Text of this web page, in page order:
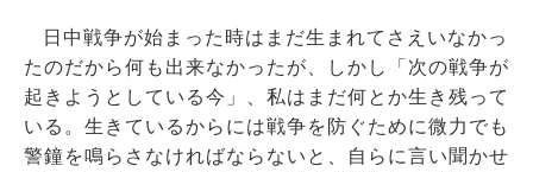
日中戦争が始まった時はまだ生まれてさえいなかっ
たのだから何も出来なかったが、しかし「次の戦争が
起きようとしている今」、私はまだ何とか生き残って
いる。生きているからには戦争を防ぐために微力でも
警鐘を鳴らさなければならないと、自らに言い聞かせ